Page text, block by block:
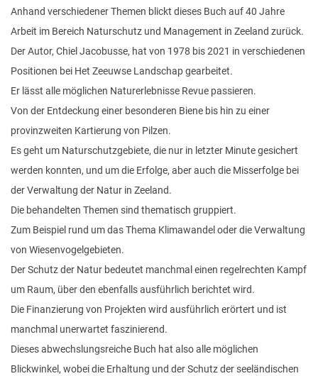
Anhand verschiedener Themen blickt dieses Buch auf 40 Jahre
Arbeit im Bereich Naturschutz und Management in Zeeland zurück.
Der Autor, Chiel Jacobusse, hat von 1978 bis 2021 in verschiedenen
Positionen bei Het Zeeuwse Landschap gearbeitet.
Er lässt alle möglichen Naturerlebnisse Revue passieren.
Von der Entdeckung einer besonderen Biene bis hin zu einer
provinzweiten Kartierung von Pilzen.
Es geht um Naturschutzgebiete, die nur in letzter Minute gesichert
werden konnten, und um die Erfolge, aber auch die Misserfolge bei
der Verwaltung der Natur in Zeeland.
Die behandelten Themen sind thematisch gruppiert.
Zum Beispiel rund um das Thema Klimawandel oder die Verwaltung
von Wiesenvogelgebieten.
Der Schutz der Natur bedeutet manchmal einen regelrechten Kampf
um Raum, über den ebenfalls ausführlich berichtet wird.
Die Finanzierung von Projekten wird ausführlich erörtert und ist
manchmal unerwartet faszinierend.
Dieses abwechslungsreiche Buch hat also alle möglichen
Blickwinkel, wobei die Erhaltung und der Schutz der seeländischen